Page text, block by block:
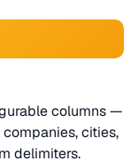
columns —
cities,
delimiters.